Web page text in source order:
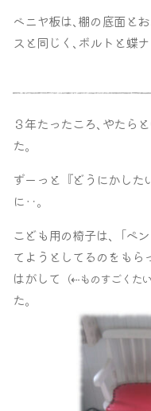
ベニヤ板は､棚の底面と
スと同じく､ボルトと蝶
３年たったころ､やたら
た｡
ずーっと『どうにかした
に‥｡
こども用の椅子は､「ペ
てようとしてるのをもら
はがして （⇠ものすごくた
た｡